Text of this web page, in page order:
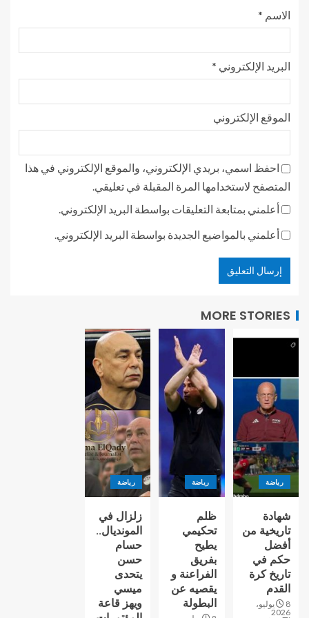
الاسم *
البريد الإلكتروني *
الموقع الإلكتروني
احفظ اسمي، بريدي الإلكتروني، والموقع الإلكتروني في هذا
المتصفح لاستخدامها المرة المقبلة في تعليقي.
أعلمني بمتابعة التعليقات بواسطة البريد الإلكتروني.
أعلمني بالمواضيع الجديدة بواسطة البريد الإلكتروني.
MORE STORIES
رياضة
شهادة
تاريخية من
أفضل
حكم في
تاريخ كرة
القدم
8 يوليو،
2026
رياضة
ظلم
تحكيمي
يطيح
بفريق
الفراعنة و
يقصيه عن
البطولة
رياضة
زلزال في
المونديال..
حسام
حسن
يتحدى
ميسي
ويهز قاعة